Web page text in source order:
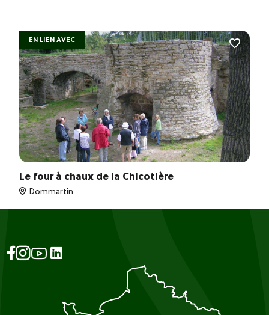
Le four à chaux de la Chicotière
Dommartin
EN LIEN AVEC